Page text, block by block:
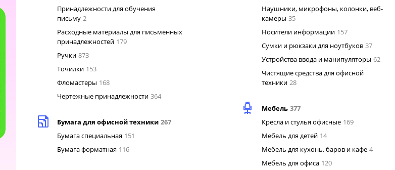
Принадлежности для обучения
письму 2
Расходные материалы для письменных
принадлежностей 179
Ручки 873
Точилки 153
Фломастеры 168
Чертежные принадлежности 364
Бумага для офисной техники 267
Бумага специальная 151
Бумага форматная 116
Наушники, микрофоны, колонки, веб-
камеры 35
Носители информации 157
Сумки и рюкзаки для ноутбуков 37
Устройства ввода и манипуляторы 62
Чистящие средства для офисной
техники 28
Мебель 377
Кресла и стулья офисные 169
Мебель для детей 14
Мебель для кухонь, баров и кафе 4
Мебель для офиса 120